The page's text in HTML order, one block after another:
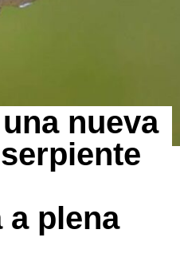
nueva
a plena